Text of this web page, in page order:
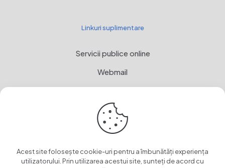
Linkuri suplimentare
Servicii publice online
Webmail
Programul Național de Dezvoltare Rurală, MADR
Stemă
OwnCloud
Acest site folosește cookie-uri pentru a îmbunătăți experiența
utilizatorului. Prin utilizarea acestui site, sunteți de acord cu